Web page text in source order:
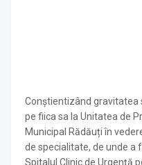
Conștientizând
pe fiica sa la Unitatea de
Municipal Rădăuți în
de specialitate, de unde
Spitalul Clinic de Urgență